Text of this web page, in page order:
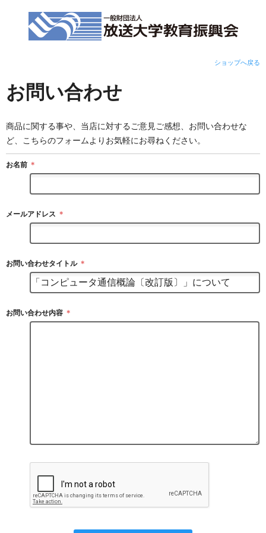
ショップへ戻る
お問い合わせ
商品に関する事や、当店に対するご意見ご感想、お問い合わせな
ど、こちらのフォームよりお気軽にお尋ねください。
お名前 ＊
メールアドレス ＊
お問い合わせタイトル ＊
お問い合わせ内容 ＊